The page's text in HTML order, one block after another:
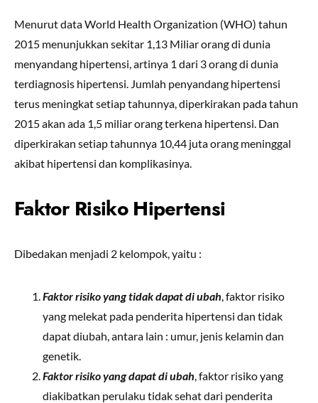
Menurut data World Health Organization (WHO) tahun
2015 menunjukkan sekitar 1,13 Miliar orang di dunia
menyandang hipertensi, artinya 1 dari 3 orang di dunia
terdiagnosis hipertensi. Jumlah penyandang hipertensi
terus meningkat setiap tahunnya, diperkirakan pada tahun
2015 akan ada 1,5 miliar orang terkena hipertensi. Dan
diperkirakan setiap tahunnya 10,44 juta orang meninggal
akibat hipertensi dan komplikasinya.
Faktor Risiko Hipertensi
Dibedakan menjadi 2 kelompok, yaitu :
Faktor risiko yang tidak dapat di ubah, faktor risiko
yang melekat pada penderita hipertensi dan tidak
dapat diubah, antara lain : umur, jenis kelamin dan
genetik.
Faktor risiko yang dapat di ubah, faktor risiko yang
diakibatkan perulaku tidak sehat dari penderita